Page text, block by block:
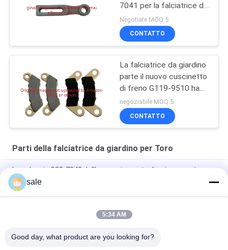
7041 per la falciatrice da
giardino di Toro
Negotiate MOQ:5
CONTATTO
La falciatrice da giardino
parte il nuovo cuscinetto
di freno G119-9510 ha
messo di 4 misure Toro
negoziabile MOQ:5
CONTATTO
Parti della falciatrice da giardino per Toro
La puleggia G88-7840 dell'accoppiamento di azionamento
della bobina misura per Toro 1010 1600 800 2600 2000
falciatori
sale
5:34 AM
Good day, what product are you looking for?